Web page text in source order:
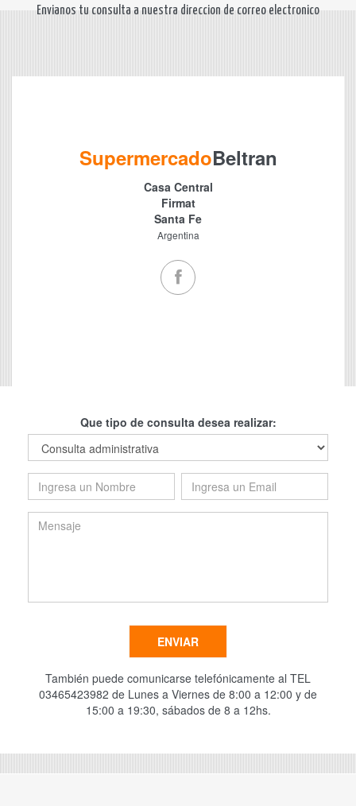
Envianos tu consulta a nuestra direccion de correo electronico
SupermercadoBeltran
Casa Central
Firmat
Santa Fe
Argentina
Que tipo de consulta desea realizar:
ENVIAR
También puede comunicarse telefónicamente al TEL
03465423982 de Lunes a Viernes de 8:00 a 12:00 y de
15:00 a 19:30, sábados de 8 a 12hs.